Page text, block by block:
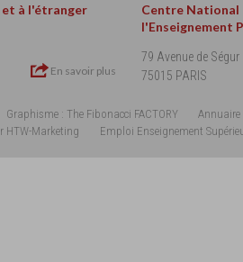
et à l'étranger
En savoir plus
Centre National
l'Enseignement
79 Avenue de Ségur
75015 PARIS
Graphisme : The Fibonacci FACTORY
Annuaire
HTW-Marketing
Emploi Enseignement